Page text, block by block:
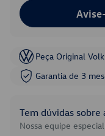
Peça Original
Garantia de 3
Tem dúvidas
Nossa equipe